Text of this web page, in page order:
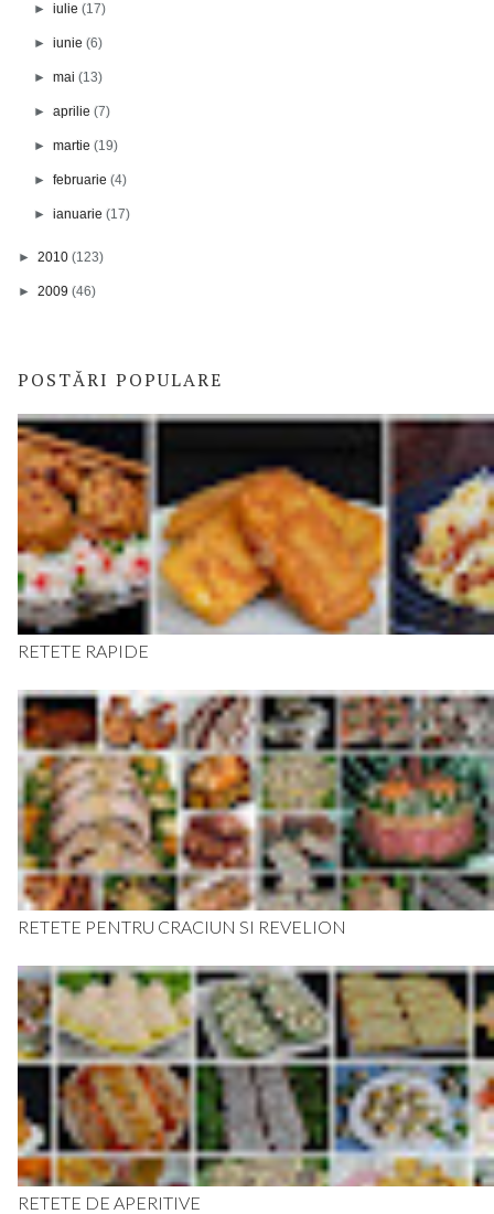
►iulie(17)
►iunie(6)
►mai(13)
►aprilie(7)
►martie(19)
►februarie(4)
►ianuarie(17)
► 2010 (123)
► 2009 (46)
POSTĂRI POPULARE
RETETE RAPIDE
RETETE PENTRU CRACIUN SI REVELION
RETETE DE APERITIVE